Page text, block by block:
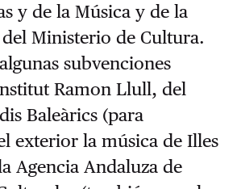
y de la Música y de la
Ministerio de Cultura.
subvenciones
Ramon Llull, del
Baleàrics (para
exterior la música de Illes
Agencia Andaluza de